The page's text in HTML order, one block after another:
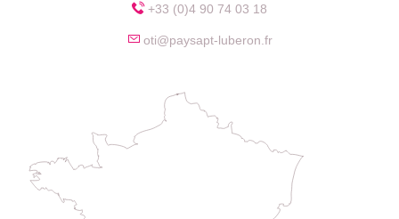
+33 (0)4 90 74 03 18
oti@paysapt-luberon.fr